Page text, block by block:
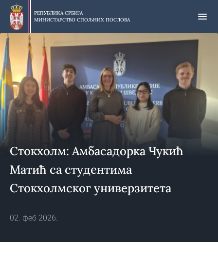
Прескочи
главни
део
садржаја
РЕПУБЛИКА СРБИЈА
МИНИСТАРСТВО СПОЉНИХ ПОСЛОВА
Стокхолм: Амбасадорка Чукић
Матић са студентима
Стокхолмског универзитета
02. феб 2026.